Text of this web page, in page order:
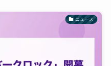
ニュース